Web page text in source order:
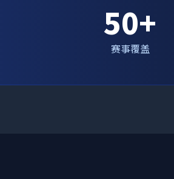
50+
赛事覆盖